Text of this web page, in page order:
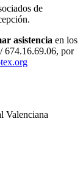
de
asistencia en los
674.16.69.06, por
Valenciana